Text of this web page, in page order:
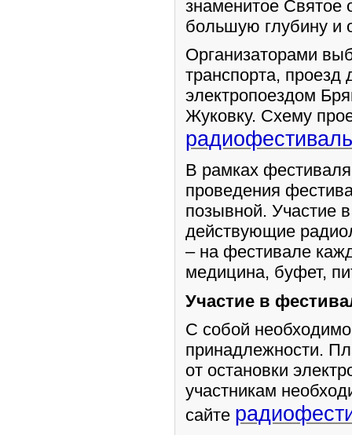
знаменитое Святое
большую глубину и
Организаторами
транспорта,
электропоездом
Жуковку. Схему
В рамках
проведения
позывной. Участие
действующие
– на фестивале
медицина, буфет,
Участие в
С собой необходимо
принадлежности.
от остановки
участникам
сайте